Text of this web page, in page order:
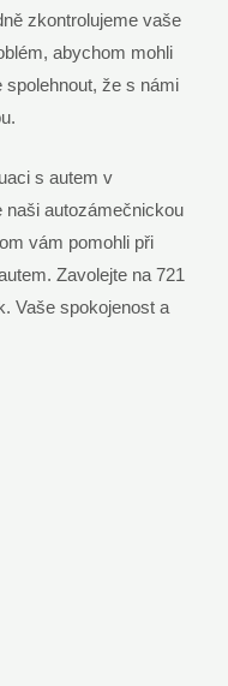
zkontrolujeme vaše
abychom mohli
že s námi
s autem v
naši autozámečnickou
vám pomohli při
Zavolejte na 721
Vaše spokojenost a